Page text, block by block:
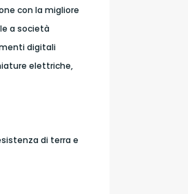
con la migliore
a società
digitali
elettriche,
di terra e